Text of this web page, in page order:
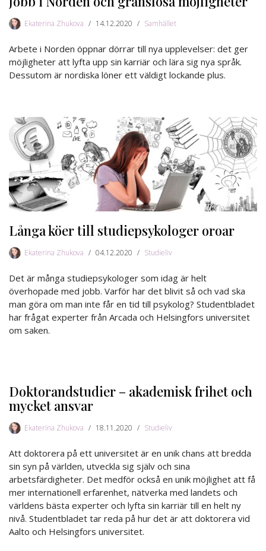
Ekaterina Zhukova 14.12.2020 Samhället
Arbete i Norden öppnar dörrar till nya upplevelser: det ger
möjligheter att lyfta upp sin karriär och lära sig nya språk.
Dessutom är nordiska löner ett väldigt lockande plus.
Långa köer till studiepsykologer oroar
Ekaterina Zhukova 04.12.2020 Studieliv
Det är många studiepsykologer som idag är helt
överhopade med jobb. Varför har det blivit så och vad ska
man göra om man inte får en tid till psykolog? Studentbladet
har frågat experter från Arcada och Helsingfors universitet
om saken.
Doktorandstudier – akademisk frihet och
mycket ansvar
Ekaterina Zhukova 18.11.2020 Studieliv
Att doktorera på ett universitet är en unik chans att bredda
sin syn på världen, utveckla sig själv och sina
arbetsfärdigheter. Det medför också en unik möjlighet att få
mer internationell erfarenhet, nätverka med landets och
världens bästa experter och lyfta sin karriär till en helt ny
nivå. Studentbladet tar reda på hur det är att doktorera vid
Aalto och Helsingfors universitet.